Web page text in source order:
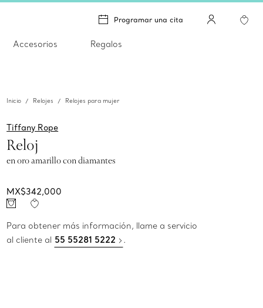
Programar una cita
Accesorios Regalos
Inicio Relojes Relojes para mujer
Tiffany Rope
Reloj
en oro amarillo con diamantes
MX$342,000
Para obtener más información, llame a servicio
al cliente al 55 55281 5222 .